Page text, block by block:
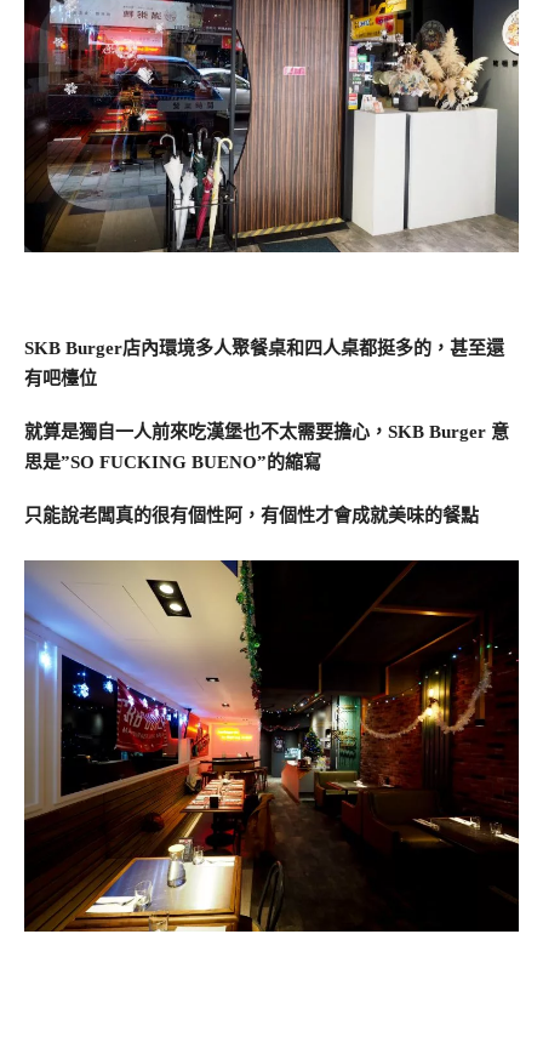
SKB Burger店內環境多人聚餐桌和四人桌都挺多的，甚至還
有吧檯位
就算是獨自一人前來吃漢堡也不太需要擔心，SKB Burger 意
思是”SO FUCKING BUENO”的縮寫
只能說老闆真的很有個性阿，有個性才會成就美味的餐點